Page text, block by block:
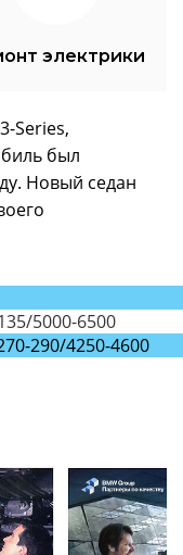
электрики
Series,
был
Новый седан
5000-6500
290/4250-4600